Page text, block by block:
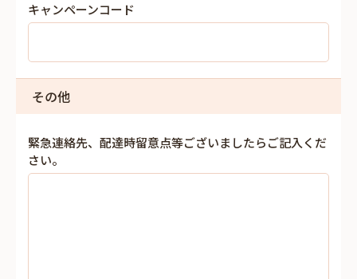
キャンペーンコード
その他
緊急連絡先、配達時留意点等ございましたらご記入くだ
さい。